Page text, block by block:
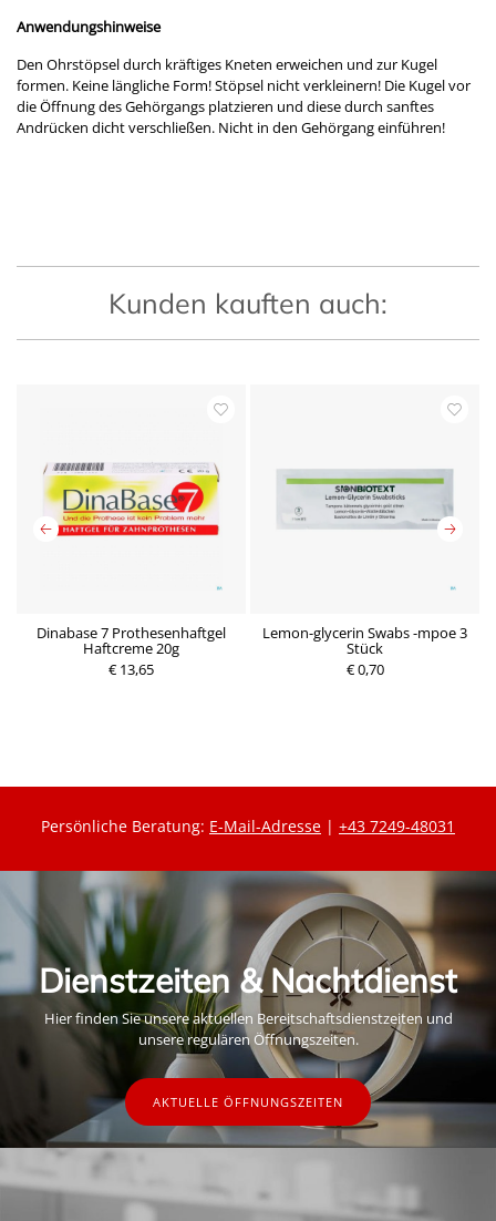
Anwendungshinweise
Den Ohrstöpsel durch kräftiges Kneten erweichen und zur Kugel
formen. Keine längliche Form! Stöpsel nicht verkleinern! Die Kugel vor
die Öffnung des Gehörgangs platzieren und diese durch sanftes
Andrücken dicht verschließen. Nicht in den Gehörgang einführen!
Kunden kauften auch:
Dinabase 7 Prothesenhaftgel
Haftcreme 20g
€ 13,65
Lemon-glycerin Swabs -mpoe 3
Stück
€ 0,70
Persönliche Beratung: E-Mail-Adresse | +43 7249-48031
Dienstzeiten & Nachtdienst
Hier finden Sie unsere aktuellen Bereitschaftsdienstzeiten und
unsere regulären Öffnungszeiten.
AKTUELLE ÖFFNUNGSZEITEN